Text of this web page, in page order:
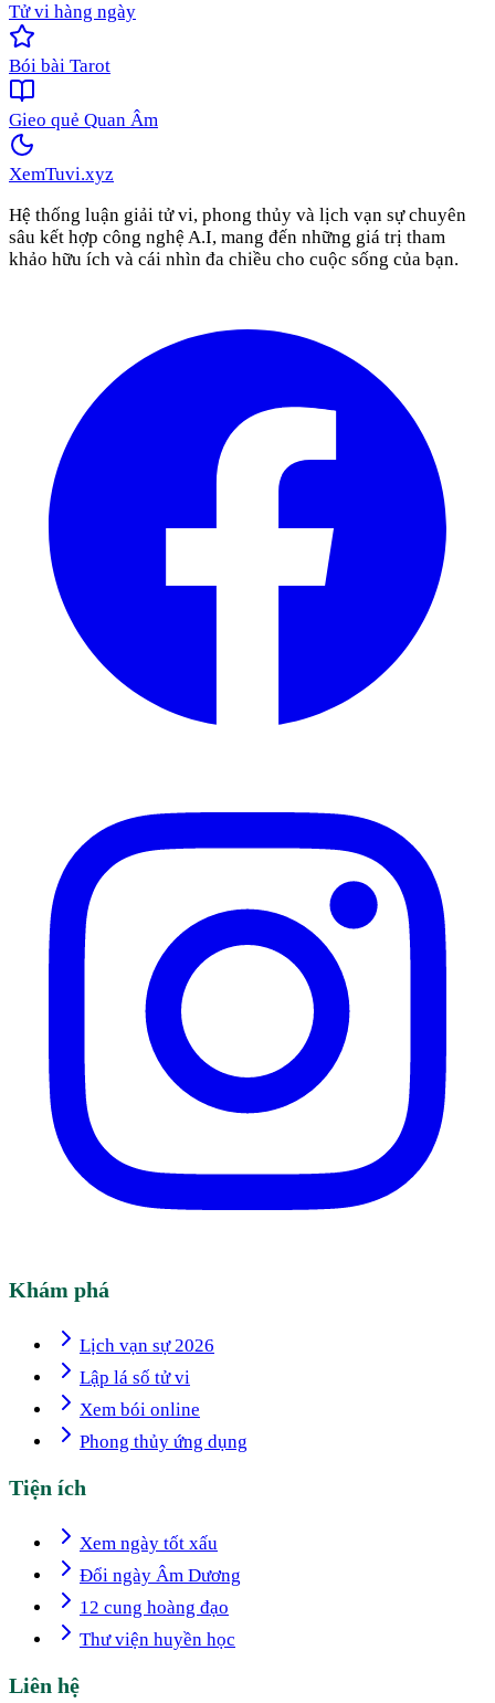
Tử vi hàng ngày
Bói bài Tarot
Gieo quẻ Quan Âm
XemTuvi.xyz
Hệ thống luận giải tử vi, phong thủy và lịch vạn sự chuyên
sâu kết hợp công nghệ A.I, mang đến những giá trị tham
khảo hữu ích và cái nhìn đa chiều cho cuộc sống của bạn.
Khám phá
Lịch vạn sự 2026
Lập lá số tử vi
Xem bói online
Phong thủy ứng dụng
Tiện ích
Xem ngày tốt xấu
Đổi ngày Âm Dương
12 cung hoàng đạo
Thư viện huyền học
Liên hệ